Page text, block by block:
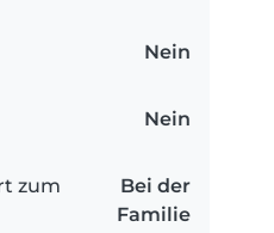
Nein
Nein
zum
Bei der
Familie